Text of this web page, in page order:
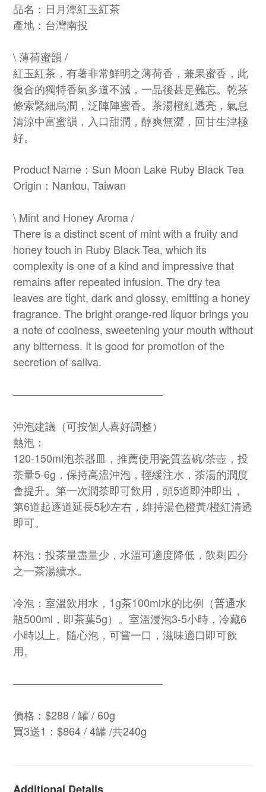
品名：日月潭紅玉紅茶
產地：台灣南投
\ 薄荷蜜韻 /
紅玉紅茶，有著非常鮮明之薄荷香，兼果蜜香，此
復合的獨特香氣多道不減，一品後甚是難忘。乾茶
條索緊細烏潤，泛陣陣蜜香。茶湯橙紅透亮，氣息
清涼中富蜜韻，入口甜潤，醇爽無澀，回甘生津極
好。
Product Name：Sun Moon Lake Ruby Black Tea
Origin：Nantou, Taiwan
\ Mint and Honey Aroma /
There is a distinct scent of mint with a fruity and
honey touch in Ruby Black Tea, which its
complexity is one of a kind and impressive that
remains after repeated infusion. The dry tea
leaves are tight, dark and glossy, emitting a honey
fragrance. The bright orange-red liquor brings you
a note of coolness, sweetening your mouth without
any bitterness. It is good for promotion of the
secretion of saliva.
——————————————
沖泡建議（可按個人喜好調整）
熱泡：
120-150ml泡茶器皿，推薦使用瓷質蓋碗/茶壺，投
茶量5-6g，保持高溫沖泡，輕緩注水，茶湯的潤度
會提升。第一次潤茶即可飲用，頭5道即沖即出，
第6道起逐道延長5秒左右，維持湯色橙黃/橙紅清透
即可。
杯泡：投茶量盡量少，水溫可適度降低，飲剩四分
之一茶湯續水。
冷泡：室溫飲用水，1g茶100ml水的比例（普通水
瓶500ml，即茶葉5g）。室溫浸泡3-5小時，冷藏6
小時以上。隨心泡，可嘗一口，滋味適口即可飲
用。
——————————————
價格：$288 / 罐 / 60g
買3送1：$864 / 4罐 /共240g